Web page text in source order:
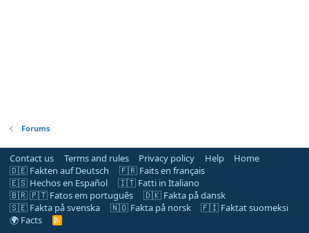
Forums
Contact us Terms and rules Privacy policy Help
Home
🇩🇪 Fakten auf Deutsch
🇫🇷 Faits en français
🇪🇸 Hechos en Español
🇮🇹 Fatti in Italiano
🇧🇷 🇵🇹 Fatos em português
🇩🇰 Fakta på dansk
🇸🇪 Fakta på svenska
🇳🇴 Fakta på norsk
🇫🇮 Faktat suomeksi
🌍 Facts
R